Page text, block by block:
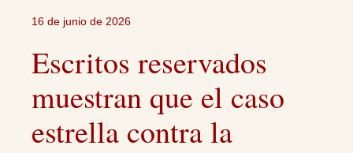
16 de junio de 2026
Escritos reservados
muestran que el caso
estrella contra la